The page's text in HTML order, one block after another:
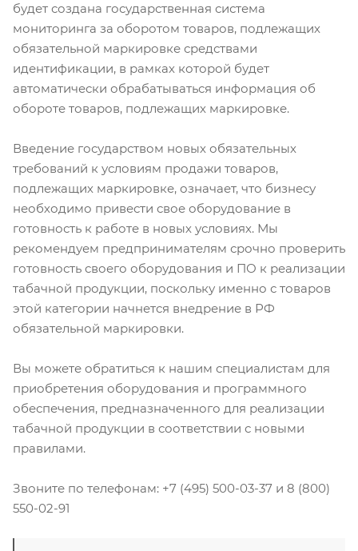
будет создана государственная система
мониторинга за оборотом товаров, подлежащих
обязательной маркировке средствами
идентификации, в рамках которой будет
автоматически обрабатываться информация об
обороте товаров, подлежащих маркировке.
Введение государством новых обязательных
требований к условиям продажи товаров,
подлежащих маркировке, означает, что бизнесу
необходимо привести свое оборудование в
готовность к работе в новых условиях. Мы
рекомендуем предпринимателям срочно проверить
готовность своего оборудования и ПО к реализации
табачной продукции, поскольку именно с товаров
этой категории начнется внедрение в РФ
обязательной маркировки.
Вы можете обратиться к нашим специалистам для
приобретения оборудования и программного
обеспечения, предназначенного для реализации
табачной продукции в соответствии с новыми
правилами.
Звоните по телефонам: +7 (495) 500-03-37 и 8 (800)
550-02-91